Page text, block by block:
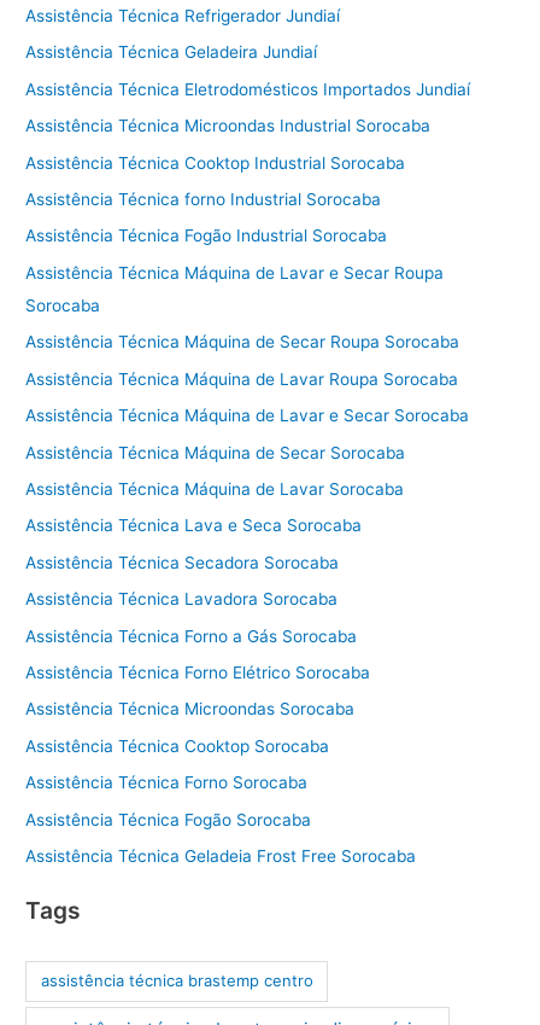
Assistência Técnica Refrigerador Jundiaí
Assistência Técnica Geladeira Jundiaí
Assistência Técnica Eletrodomésticos Importados Jundiaí
Assistência Técnica Microondas Industrial Sorocaba
Assistência Técnica Cooktop Industrial Sorocaba
Assistência Técnica forno Industrial Sorocaba
Assistência Técnica Fogão Industrial Sorocaba
Assistência Técnica Máquina de Lavar e Secar Roupa
Sorocaba
Assistência Técnica Máquina de Secar Roupa Sorocaba
Assistência Técnica Máquina de Lavar Roupa Sorocaba
Assistência Técnica Máquina de Lavar e Secar Sorocaba
Assistência Técnica Máquina de Secar Sorocaba
Assistência Técnica Máquina de Lavar Sorocaba
Assistência Técnica Lava e Seca Sorocaba
Assistência Técnica Secadora Sorocaba
Assistência Técnica Lavadora Sorocaba
Assistência Técnica Forno a Gás Sorocaba
Assistência Técnica Forno Elétrico Sorocaba
Assistência Técnica Microondas Sorocaba
Assistência Técnica Cooktop Sorocaba
Assistência Técnica Forno Sorocaba
Assistência Técnica Fogão Sorocaba
Assistência Técnica Geladeia Frost Free Sorocaba
Tags
assistência técnica brastemp centro